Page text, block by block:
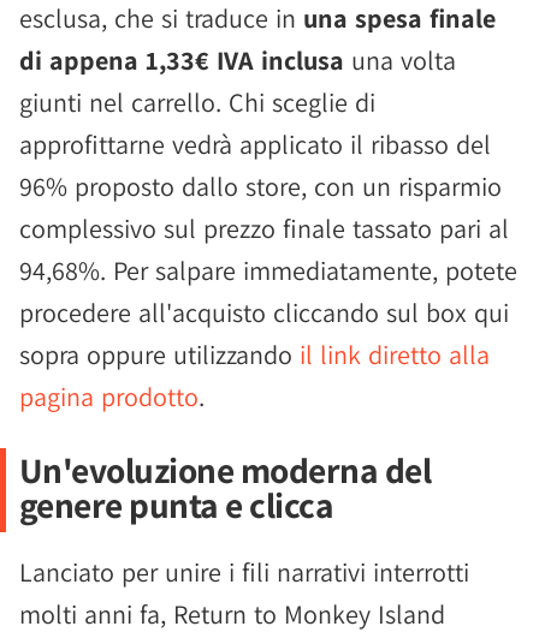
esclusa, che si traduce in una spesa finale
di appena 1,33€ IVA inclusa una volta
giunti nel carrello. Chi sceglie di
approfittarne vedrà applicato il ribasso del
96% proposto dallo store, con un risparmio
complessivo sul prezzo finale tassato pari al
94,68%. Per salpare immediatamente, potete
procedere all'acquisto cliccando sul box qui
sopra oppure utilizzando il link diretto alla
pagina prodotto.
Un'evoluzione moderna del
genere punta e clicca
Lanciato per unire i fili narrativi interrotti
molti anni fa, Return to Monkey Island